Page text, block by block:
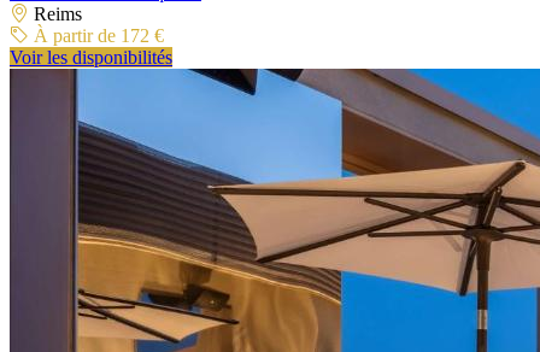
Reims
À partir de 172 €
Voir les disponibilités